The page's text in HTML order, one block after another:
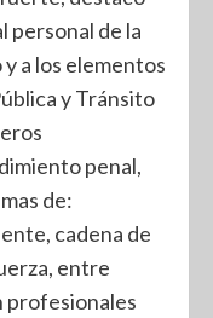
personal de la
a los elementos
y Tránsito
penal,
de:
cadena de
entre
profesionales